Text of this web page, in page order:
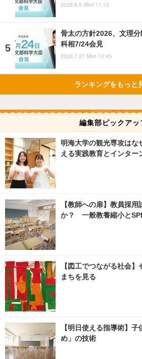
2026.8.5 Wed 11:15
骨太の方針2026、文理
科相7/24会見
2026.7.27 Mon 10:45
ランキングをもっと
編集部ピックアッ
明海大学の観光専攻はな
える実践教育とインター
【教師への扉】教員採
か？ 一般教養縮小と
【図工でつながる社会】
まちを見る
【明日使える指導術】
め」の技術